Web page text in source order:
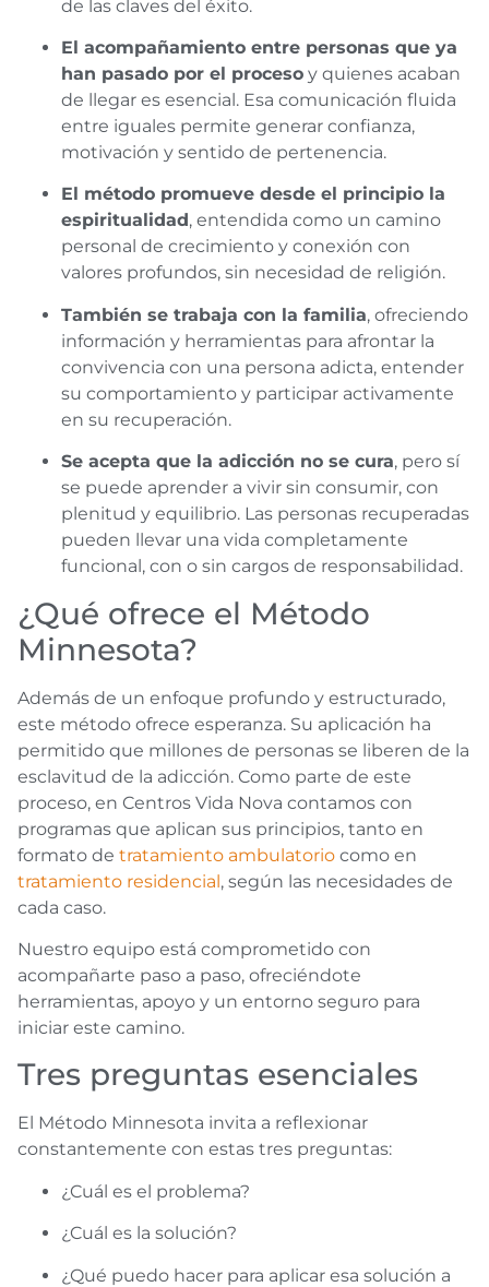
de las claves del éxito.
El acompañamiento entre personas que ya
han pasado por el proceso y quienes acaban
de llegar es esencial. Esa comunicación fluida
entre iguales permite generar confianza,
motivación y sentido de pertenencia.
El método promueve desde el principio la
espiritualidad , entendida como un camino
personal de crecimiento y conexión con
valores profundos, sin necesidad de religión.
También se trabaja con la familia, ofreciendo
información y herramientas para afrontar la
convivencia con una persona adicta, entender
su comportamiento y participar activamente
en su recuperación.
Se acepta que la adicción no se cura, pero sí
se puede aprender a vivir sin consumir, con
plenitud y equilibrio. Las personas recuperadas
pueden llevar una vida completamente
funcional, con o sin cargos de responsabilidad.
¿Qué ofrece el Método
Minnesota?
Además de un enfoque profundo y estructurado,
este método ofrece esperanza. Su aplicación ha
permitido que millones de personas se liberen de la
esclavitud de la adicción. Como parte de este
proceso, en Centros Vida Nova contamos con
programas que aplican sus principios, tanto en
formato de tratamiento ambulatorio como en
tratamiento residencial, según las necesidades de
cada caso.
Nuestro equipo está comprometido con
acompañarte paso a paso, ofreciéndote
herramientas, apoyo y un entorno seguro para
iniciar este camino.
Tres preguntas esenciales
El Método Minnesota invita a reflexionar
constantemente con estas tres preguntas:
¿Cuál es el problema?
¿Cuál es la solución?
¿Qué puedo hacer para aplicar esa solución a